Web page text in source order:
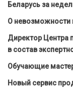
Беларусь за
О невозможности
Директор Центра
в состав
Обучающие
Новый сервис